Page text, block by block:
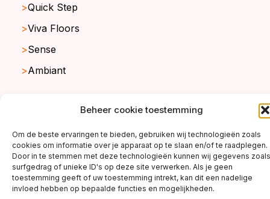
Beheer cookie toestemming
Om de beste ervaringen te bieden, gebruiken wij technologieën zoals
cookies om informatie over je apparaat op te slaan en/of te raadplegen.
Door in te stemmen met deze technologieën kunnen wij gegevens zoals
surfgedrag of unieke ID's op deze site verwerken. Als je geen
toestemming geeft of uw toestemming intrekt, kan dit een nadelige
invloed hebben op bepaalde functies en mogelijkheden.
Quick Step
Viva Floors
Sense
Ambiant